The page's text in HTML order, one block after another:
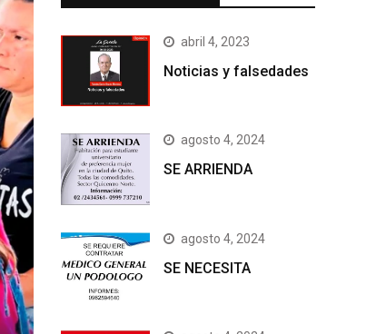
abril 4, 2023
Noticias y falsedades
agosto 4, 2024
SE ARRIENDA
agosto 4, 2024
SE NECESITA